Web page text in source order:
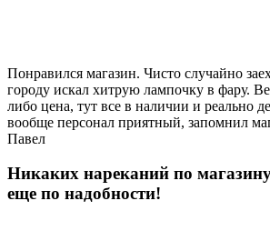
Понравился магазин. Чисто случайно
городу искал хитрую лампочку в фару.
либо цена, тут все в наличии и реально
вообще персонал приятный, запомнил
Павел
Никаких нареканий по
еще по надобности!